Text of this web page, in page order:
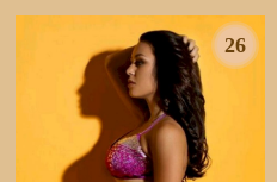
26